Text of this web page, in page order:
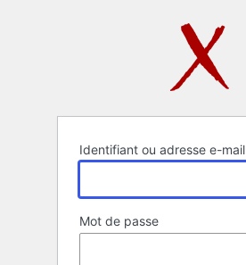
Identifiant ou adresse e-mail
Mot de passe